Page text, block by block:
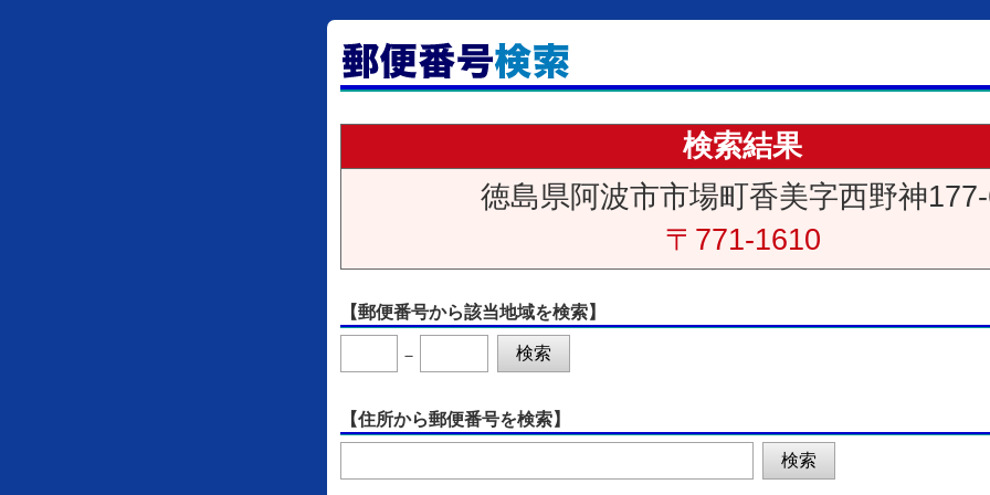
検索結果
徳島県阿波市市場町香美字西野神
〒771-1610
【郵便番号から該当地域を検索】
－
【住所から郵便番号を検索】